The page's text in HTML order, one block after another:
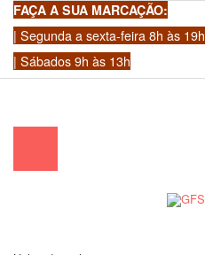
FAÇA A SUA MARCAÇÃO:
| Segunda a sexta-feira 8h às 19h
| Sábados 9h às 13h